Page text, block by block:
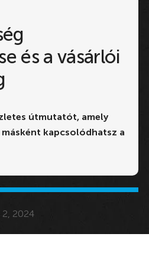
és a vásárlói
útmutatót, amely
kapcsolódhatsz a
2, 2024